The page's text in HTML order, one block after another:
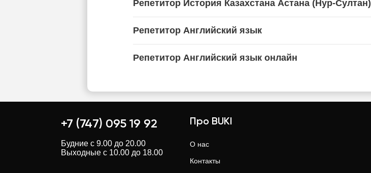
Репетитор История Казахстана Астана (Нур-Султан)
Репетитор Английский язык
Репетитор Английский язык онлайн
+7 (747) 095 19 92
Будние с 9.00 до 20.00
Выходные с 10.00 до 18.00
Про BUKI
О нас
Контакты